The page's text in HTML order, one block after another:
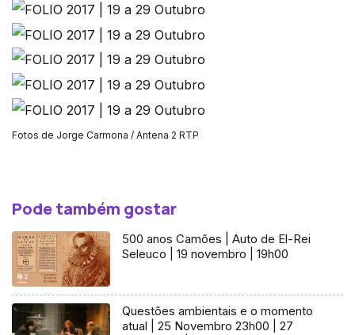
Fotos de Jorge Carmona / Antena 2 RTP
Pode também gostar
500 anos Camões | Auto de El-Rei
Seleuco | 19 novembro | 19h00
Questões ambientais e o momento
atual | 25 Novembro 23h00 | 27